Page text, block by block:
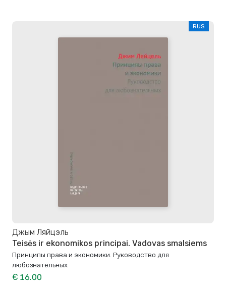
RUS
Джым Ляйцэль
Teisės ir ekonomikos principai. Vadovas smalsiems
Принципы права и экономики. Руководство для
любознательных
€ 16.00